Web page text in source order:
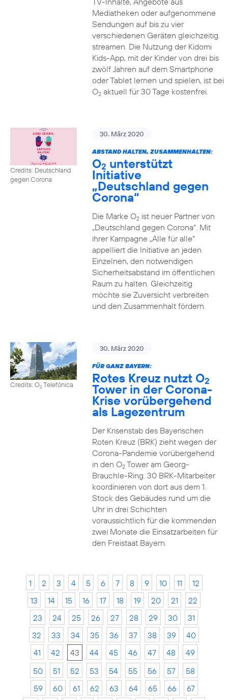
Mediatheken oder aufgenommene
Sendungen auf bis zu vier
verschiedenen Geräten gleichzeitig
streamen. Die Nutzung der Kidomi
Kids-App, mit der Kinder von drei bis
zwölf Jahren auf dem Smartphone
oder Tablet lernen und spielen, ist bei
O2aktuell für 30 Tage kostenfrei.
Credits: Deutschland
gegen Corona
30. März 2020
ABSTAND HALTEN, ZUSAMMENHALTEN:
O2 unterstützt
Initiative
„Deutschland gegen
Corona“
Die Marke O2ist neuer Partner von
„Deutschland gegen Corona“. Mit
ihrer Kampagne „Alle für alle“
appelliert die Initiative an jeden
Einzelnen, den notwendigen
Sicherheitsabstand im öffentlichen
Raum zu halten. Gleichzeitig
möchte sie Zuversicht verbreiten
und den Zusammenhalt fördern.
Credits: O2Telefónica
30. März 2020
FÜR GANZ BAYERN:
Rotes Kreuz nutzt O2
Tower in der Corona-
Krise vorübergehend
als Lagezentrum
Der Krisenstab des Bayerischen
Roten Kreuz (BRK) zieht wegen der
Corona-Pandemie vorübergehend
in den O2Tower am Georg-
Brauchle-Ring. 30 BRK-Mitarbeiter
koordinieren von dort aus dem 1.
Stock des Gebäudes rund um die
Uhr in drei Schichten
voraussichtlich für die kommenden
zwei Monate die Einsatzarbeiten für
den Freistaat Bayern.
1 2 3 4 5 6 7 8 9 10 11
12
13
14 15 16 17 18 19 20 21
22
23
24 25 26 27 28 29 30
31
32
33 34 35 36 37 38 39
40
41
42 43 44 45 46 47 48
49
50
51 52 53 54 55 56 57
58
59
60 61 62 63 64 65 66
67